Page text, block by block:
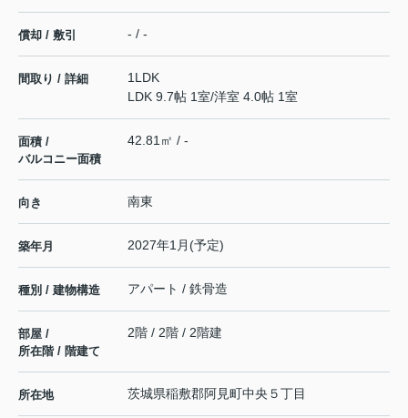
償却 / 敷引 - / -
間取り / 詳細
1LDK
LDK 9.7帖 1室/洋室 4.0帖 1室
面積 /
バルコニー面積
42.81㎡ / -
向き 南東
築年月 2027年1月(予定)
種別 / 建物構造 アパート / 鉄骨造
部屋 /
所在階 / 階建て
2階 / 2階 / 2階建
所在地 茨城県稲敷郡阿見町中央 ５丁目